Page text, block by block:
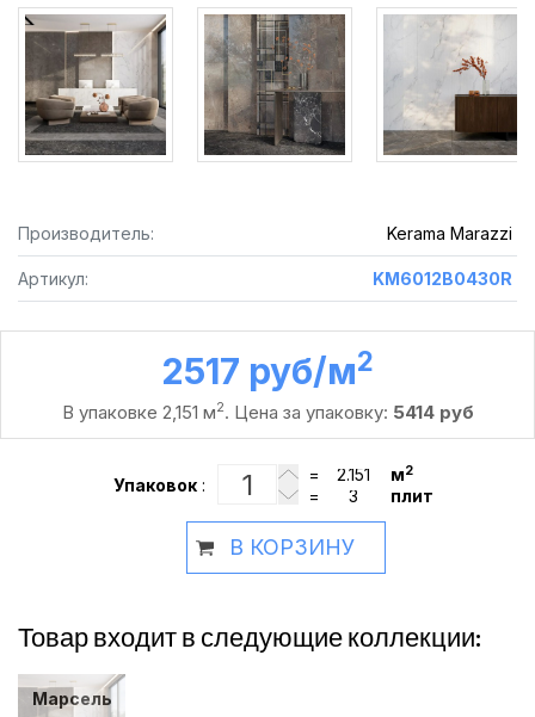
Производитель: Kerama Marazzi
Артикул: KM6012B0430R
2517 руб /м2
В упаковке 2,151 м2. Цена за упаковку: 5414 руб
Упаковок :
= м2
= плит
В КОРЗИНУ
Товар входит в следующие коллекции:
Марсель